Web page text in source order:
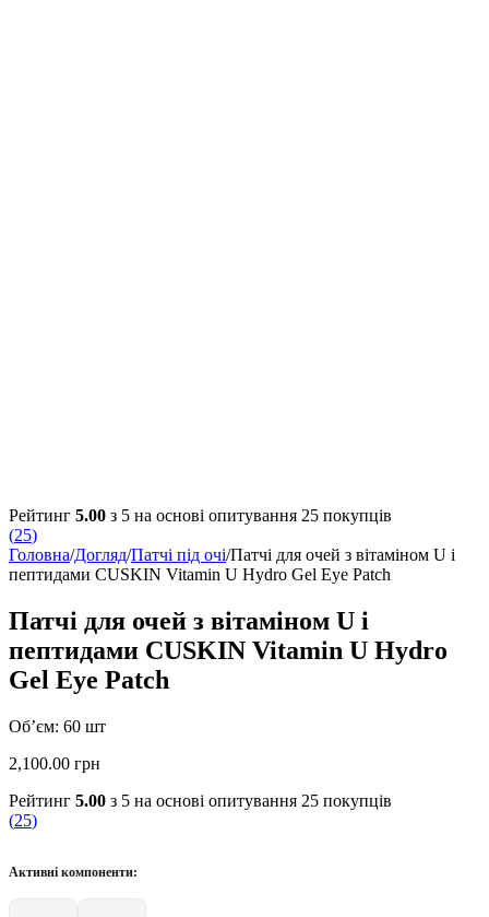
Рейтинг 5.00 з 5 на основі опитування 25 покупців
(25)
Головна/Догляд/Патчі під очі/Патчі для очей з вітаміном U і
пептидами CUSKIN Vitamin U Hydro Gel Eye Patch
Патчі для очей з вітаміном U і
пептидами CUSKIN Vitamin U Hydro
Gel Eye Patch
Об’єм: 60 шт
2,100.00 грн
Рейтинг 5.00 з 5 на основі опитування 25 покупців
(25)
Активні компоненти: